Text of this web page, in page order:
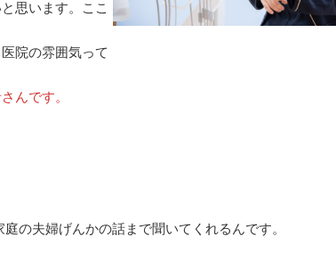
思います。ここ
院の雰囲気って
んです。
の夫婦げんかの話まで聞いてくれるんです。